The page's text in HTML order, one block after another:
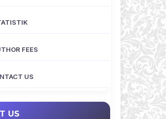
FEES
US
US